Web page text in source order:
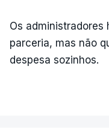
Os administradores
parceria, mas não
despesa sozinhos.